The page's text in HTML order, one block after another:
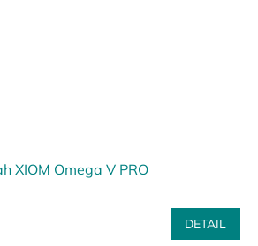
XIOM Omega V PRO
DETAIL